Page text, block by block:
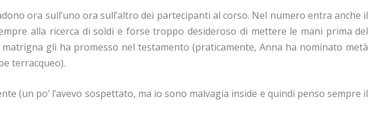
ora sull’uno ora sull’altro dei partecipanti al corso. Nel numero entra anche il
alla ricerca di soldi e forse troppo desideroso di mettere le mani prima del
gli ha promesso nel testamento (praticamente, Anna ha nominato metà
terracqueo).
(un po’ l’avevo sospettato, ma io sono malvagia inside e quindi penso sempre il